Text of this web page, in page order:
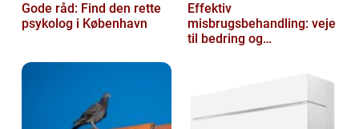
Gode råd: Find den rette
psykolog i København
Effektiv
misbrugsbehandling: veje
til bedring og